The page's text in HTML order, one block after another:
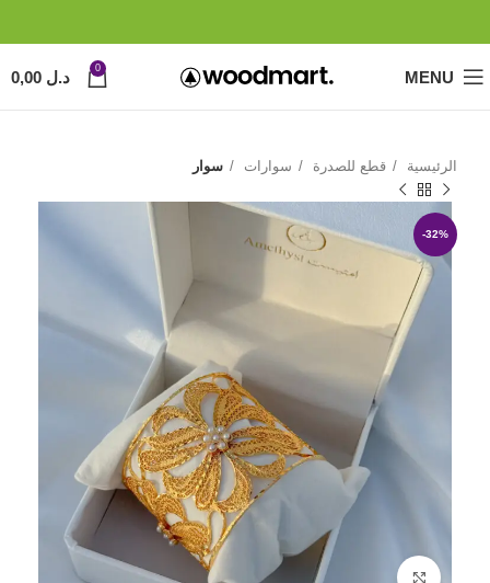
MENU
0 د.ل
الرئيسية قطع للصدرة سوارات سوار
-32%
Click to enlarge